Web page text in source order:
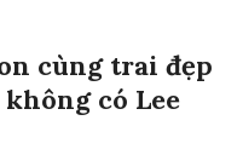
cùng trai đẹp
có Lee